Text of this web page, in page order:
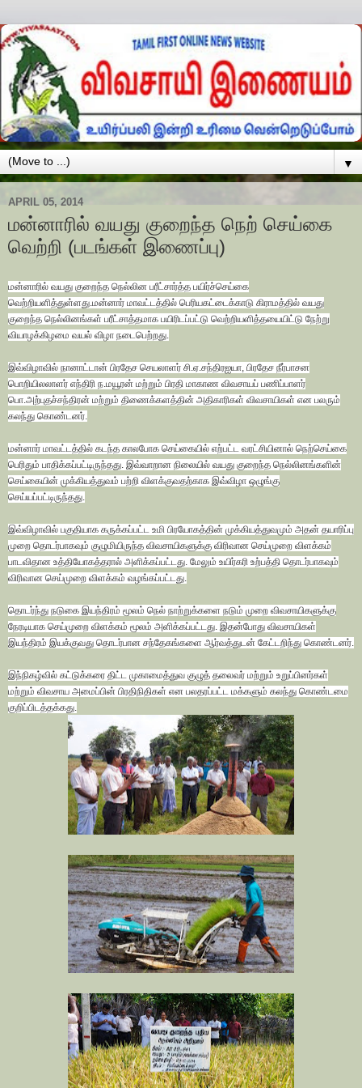
▼
APRIL 05, 2014
மன்னாரில் வயது குறைந்த நெற் செய்கை
வெற்றி (படங்கள் இணைப்பு)
மன்னாரில் வயது குறைந்த நெல்லின பரீட்சார்த்த பயிர்ச்செய்கை
வெற்றியளித்துள்ளது.மன்னார் மாவட்டத்தில் பெரியகட்டைக்காடு கிராமத்தில் வயது
குறைந்த நெல்லினங்கள் பரீட்சாத்தமாக பயிரிடப்பட்டு வெற்றியளித்தயையிட்டு நேற்று
வியாழக்கிழமை வயல் விழா நடைபெற்றது.
இவ்விழாவில் நானாட்டான் பிரதேச செயலாளர் சி.ஏ.சந்திரஐயா, பிரதேச நீர்பாசன
பொறியிலலாளர் எந்திரி ந.மயூரன் மற்றும் பிரதி மாகாண விவசாயப் பணிப்பாளர்
பொ.அற்புதச்சந்திரன் மற்றும் திணைக்களத்தின் அதிகாரிகள் விவசாயிகள் என பலரும்
கலந்து கொண்டனர்.
மன்னார் மாவட்டத்தில் கடந்த காலபோக செய்கையில் எற்பட்ட வரட்சியினால் நெற்செய்கை
பெரிதும் பாதிக்கப்பட்டிருந்தது. இவ்வாறான நிலையில் வயது குறைந்த நெல்லினங்களின்
செய்கையின் முக்கியத்துவம் பற்றி விளக்குவதற்காக இவ்விழா ஒழுங்கு
செய்யப்பட்டிருந்தது.
இவ்விழாவில் பகுதியாக கருக்கப்பட்ட உமி பிரயோகத்தின் முக்கியத்துவமும் அதன் தயாரிப்பு
முறை தொடர்பாகவும் குழுமியிருந்த விவசாயிகளுக்கு விரிவான செய்முறை விளக்கம்
பாடவிதான உத்தியோகத்தரால் அளிக்கப்பட்டது. மேலும் உயிர்கரி உற்பத்தி தொடர்பாகவும்
விரிவான செய்முறை விளக்கம் வழங்கப்பட்டது.
தொடர்ந்து நடுகை இயந்திரம் மூலம் நெல் நாற்றுக்களை நடும் முறை விவசாயிகளுக்கு
நேரடியாக செய்முறை விளக்கம் மூலம் அளிக்கப்பட்டது. இதன்போது விவசாயிகள்
இயந்திரம் இயக்குவது தொடர்பான சந்தேகங்களை ஆர்வத்துடன் கேட்டறிந்து கொண்டனர்.
இந்நிகழ்வில் கட்டுக்கரை திட்ட முகாமைத்துவ குழுத் தலைவர் மற்றும் உறுப்பினர்கள்
மற்றும் விவசாய அமைப்பின் பிரதிநிதிகள் என பலதரப்பட்ட மக்களும் கலந்து கொண்டமை
குறிப்பிடத்தக்கது.